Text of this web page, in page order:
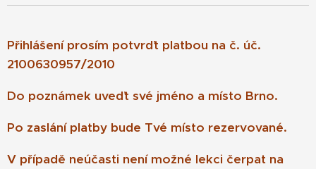
Přihlášení prosím potvrďt platbou na č. úč.
2100630957/2010
Do poznámek uveďt své jméno a místo Brno.
Po zaslání platby bude Tvé místo rezervované.
V případě neúčasti není možné lekci čerpat na